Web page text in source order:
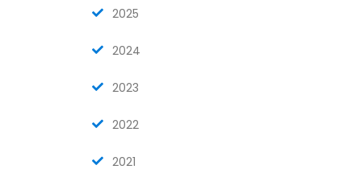
2025
2024
2023
2022
2021